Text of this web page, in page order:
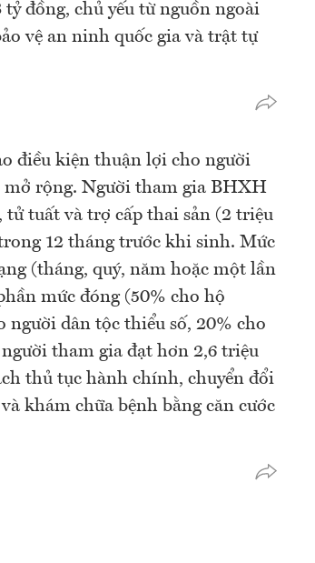
đồng, chủ yếu từ nguồn ngoài
vệ an ninh quốc gia và trật tự
điều kiện thuận lợi cho người
mở rộng. Người tham gia BHXH
tử tuất và trợ cấp thai sản (2 triệu
12 tháng trước khi sinh. Mức
(tháng, quý, năm hoặc một lần
mức đóng (50% cho hộ
người dân tộc thiểu số, 20% cho
tham gia đạt hơn 2,6 triệu
thủ tục hành chính, chuyển đổi
khám chữa bệnh bằng căn cước